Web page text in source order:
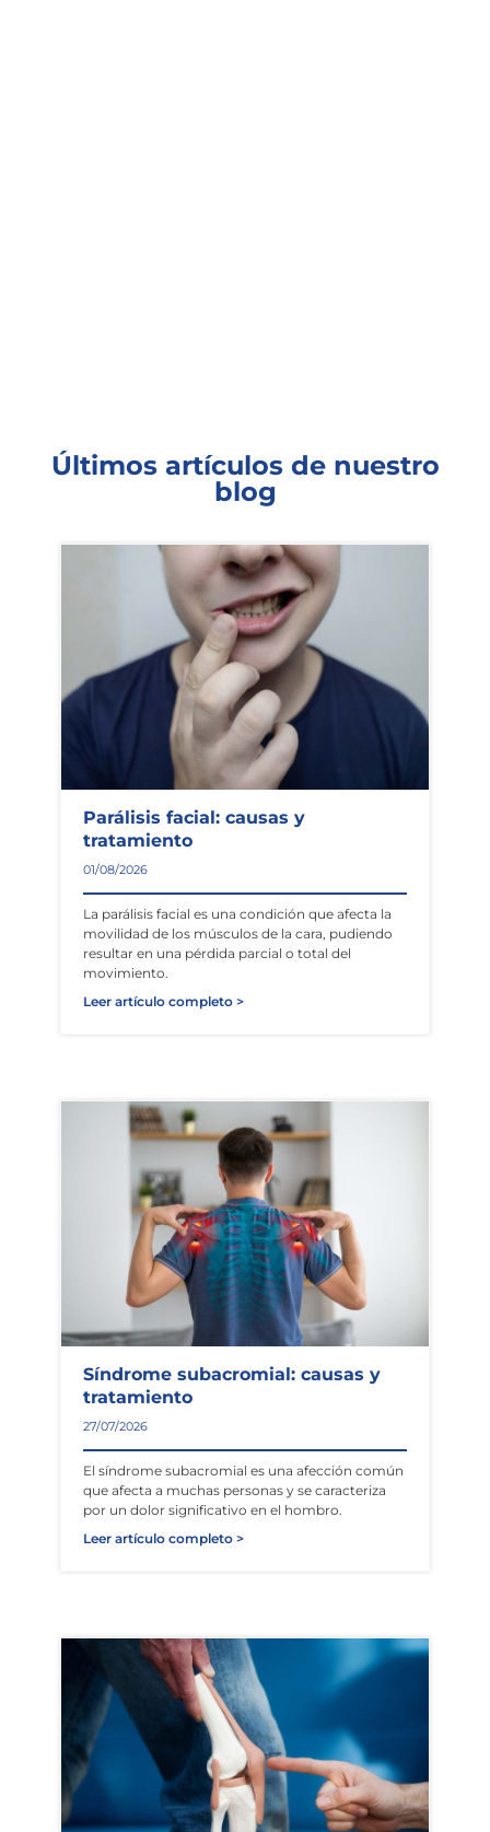
Últimos artículos de nuestro
blog
Parálisis facial: causas y
tratamiento
01/08/2026
La parálisis facial es una condición que afecta la
movilidad de los músculos de la cara, pudiendo
resultar en una pérdida parcial o total del
movimiento.
Leer artículo completo >
Síndrome subacromial: causas y
tratamiento
27/07/2026
El síndrome subacromial es una afección común
que afecta a muchas personas y se caracteriza
por un dolor significativo en el hombro.
Leer artículo completo >